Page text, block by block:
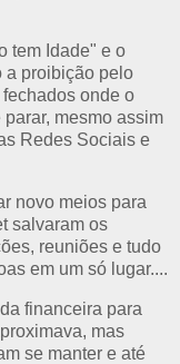
tem Idade" e o
a proibição pelo
onde o
mesmo assim
Redes Sociais e
novo meios para
salvaram os
reuniões e tudo
em um só lugar....
financeira para
mas
se manter e até